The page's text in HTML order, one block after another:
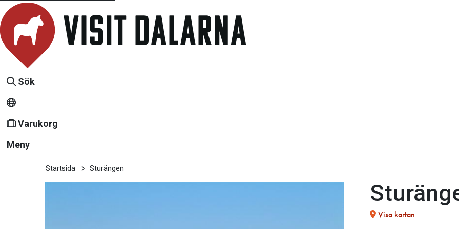
Sök
Varukorg
Meny
Startsida Sturängen
Visa kartan